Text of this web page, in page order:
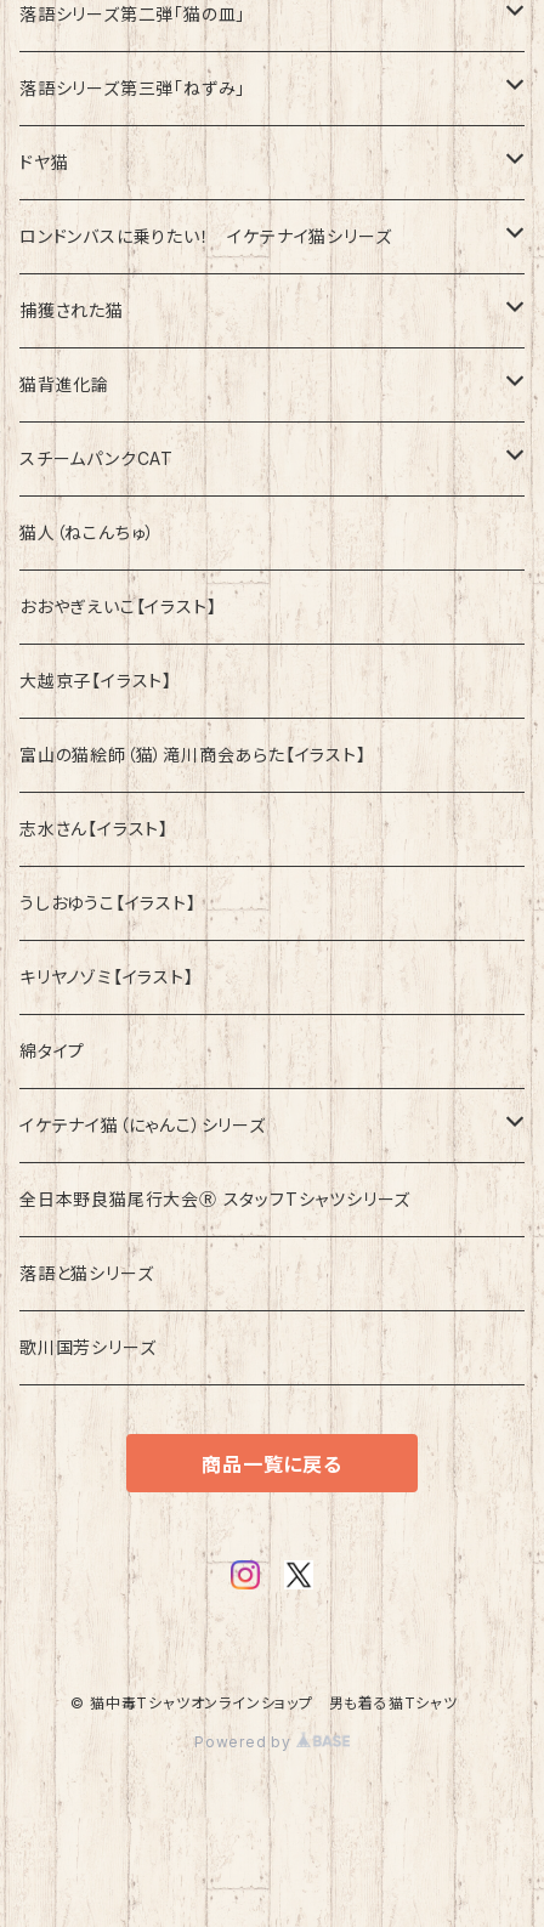
綿100%ノーマルタイプ
速乾ドライタイプ
落語シリーズ第二弾「猫の皿」
速乾ドライタイプ
落語シリーズ第三弾「ねずみ」
速乾ドライタイプ
ドヤ猫
綿100%ノーマルタイプ
ロンドンバスに乗りたい！ イケテナイ猫シリーズ
綿100％ノーマルタイプ
速乾ドライタイプ
捕獲された猫
速乾ドライタイプ
綿100%ノーマルタイプ
猫背進化論
速乾ドライタイプ
綿100%ノーマルタイプ
スチームパンクCAT
綿100%ノーマルタイプ
猫人（ねこんちゅ）
おおやぎえいこ【イラスト】
大越京子【イラスト】
富山の猫絵師（猫）滝川商会あらた【イラスト】
志水さん【イラスト】
うしおゆうこ【イラスト】
キリヤノゾミ【イラスト】
綿タイプ
イケテナイ猫（にゃんこ）シリーズ
ロンドンバスに乗りたい！
全日本野良猫尾行大会Ⓡ スタッフTシャツシリーズ
落語と猫シリーズ
歌川国芳シリーズ
商品一覧に戻る
© 猫中毒Tシャツオンラインショップ 男も着る猫Tシャツ
Powered by